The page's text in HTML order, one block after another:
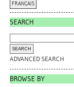
FRANÇAIS
SEARCH
ADVANCED SEARCH
BROWSE BY